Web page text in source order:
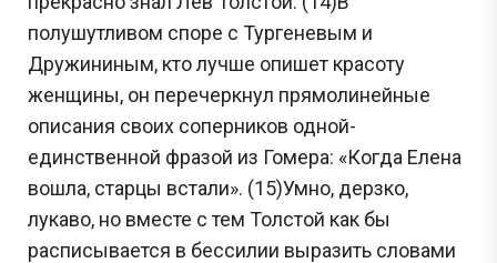
полушутливом споре с Тургеневым и
Дружининым, кто лучше опишет красоту
женщины, он перечеркнул прямолинейные
описания своих соперников одной-
единственной фразой из Гомера: «Когда Елена
вошла, старцы встали». (15)Умно, дерзко,
лукаво, но вместе с тем Толстой как бы
расписывается в бессилии выразить словами